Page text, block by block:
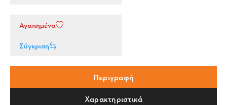
Αγαπημένα
Σύγκριση
Περιγραφή
Χαρακτηριστικά